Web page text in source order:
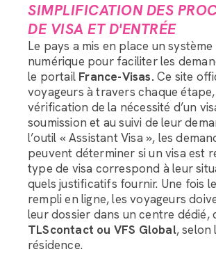
SIMPLIFICATION DES
DE VISA ET D'ENTRÉE
Le pays a mis en place un
numérique pour faciliter les
le portail France-Visas. Ce site
voyageurs à travers chaque
vérification de la nécessité d’un
soumission et au suivi de leur
l’outil « Assistant Visa », les
peuvent déterminer si un visa est
type de visa correspond à leur
quels justificatifs fournir. Une fois
rempli en ligne, les voyageurs
leur dossier dans un centre dédié,
TLScontact ou VFS Global, selon
résidence.